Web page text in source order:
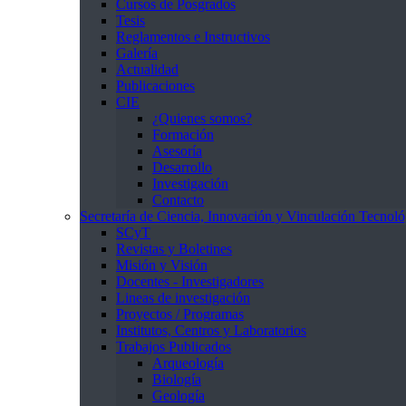
Cursos de Posgrados
Tesis
Reglamentos e Instructivos
Galería
Actualidad
Publicaciones
CIE
¿Quienes somos?
Formación
Asesoría
Desarrollo
Investigación
Contacto
Secretaría de Ciencia, Innovación y Vinculación
SCyT
Revistas y Boletines
Misión y Visión
Docentes - Investigadores
Lineas de investigación
Proyectos / Programas
Institutos, Centros y Laboratorios
Trabajos Publicados
Arqueología
Biología
Geología